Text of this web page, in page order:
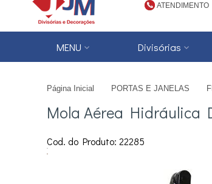
ATENDIMENTO
(48)
MENU Divisórias
Página Inicial PORTAS E JANELAS
Mola Aérea Hidráulica
Cod. do Produto: 22285